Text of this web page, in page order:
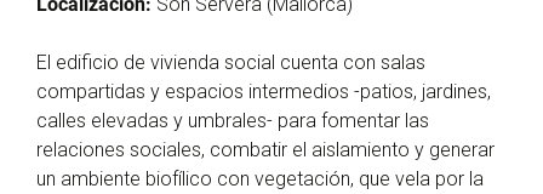
El edificio de vivienda social cuenta con salas
compartidas y espacios intermedios -patios, jardines,
calles elevadas y umbrales- para fomentar las
relaciones sociales, combatir el aislamiento y generar
un ambiente biofílico con vegetación, que vela por la